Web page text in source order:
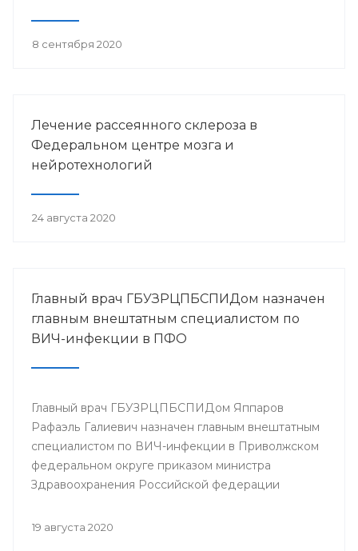
8 сентября 2020
Лечение рассеянного склероза в
Федеральном центре мозга и
нейротехнологий
24 августа 2020
Главный врач ГБУЗРЦПБСПИДом назначен
главным внештатным специалистом по
ВИЧ-инфекции в ПФО
Главный врач ГБУЗРЦПБСПИДом Яппаров
Рафаэль Галиевич назначен главным внештатным
специалистом по ВИЧ-инфекции в Приволжском
федеральном округе приказом министра
Здравоохранения Российской федерации
19 августа 2020